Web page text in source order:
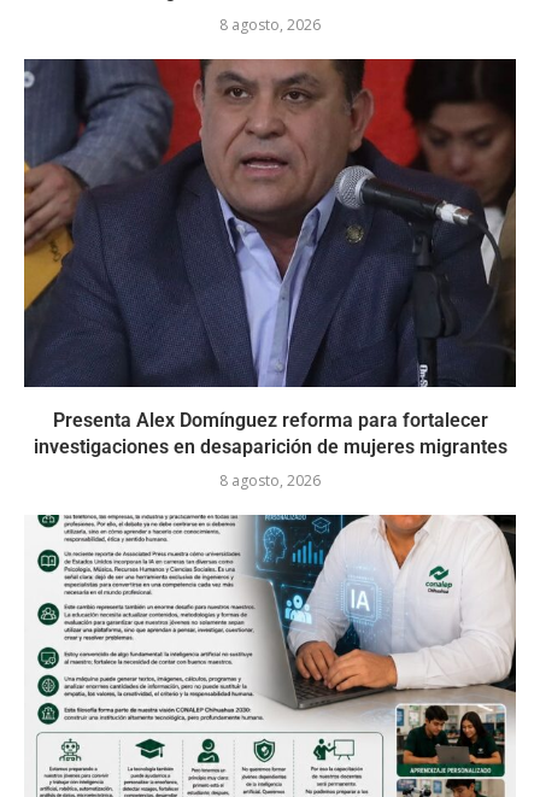
8 agosto, 2026
Presenta Alex Domínguez reforma para fortalecer
investigaciones en desaparición de mujeres migrantes
8 agosto, 2026